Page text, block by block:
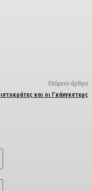
Επόμενο άρθρο
και οι Γκάνγκστερς